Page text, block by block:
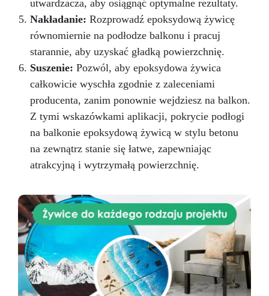
utwardzacza, aby osiągnąć optymalne rezultaty.
Nakładanie: Rozprowadź epoksydową żywicę
równomiernie na podłodze balkonu i pracuj
starannie, aby uzyskać gładką powierzchnię.
Suszenie: Pozwól, aby epoksydowa żywica
całkowicie wyschła zgodnie z zaleceniami
producenta, zanim ponownie wejdziesz na balkon.
Z tymi wskazówkami aplikacji, pokrycie podłogi
na balkonie epoksydową żywicą w stylu betonu
na zewnątrz stanie się łatwe, zapewniając
atrakcyjną i wytrzymałą powierzchnię.